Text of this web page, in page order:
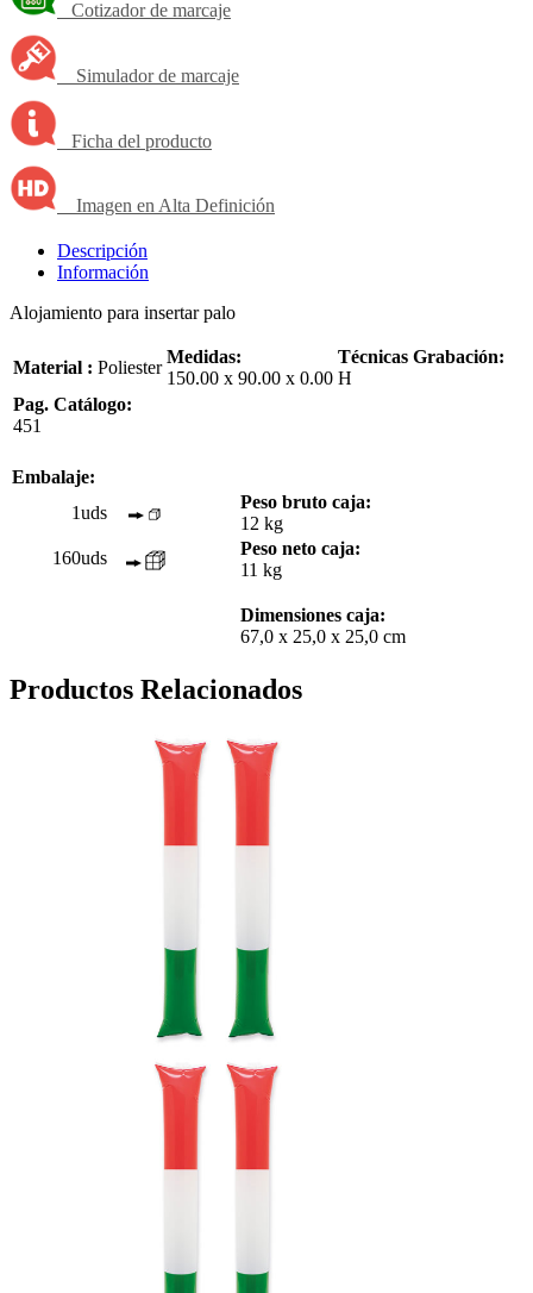
Cotizador de marcaje
Simulador de marcaje
Ficha del producto
Imagen en Alta Definición
Descripción
Información
Alojamiento para insertar palo
Material : Poliester
Medidas:
150.00 x 90.00 x 0.00
Técnicas Grabación:
H
Pag. Catálogo:
451
Embalaje:
1uds
Peso bruto caja:
12 kg
160uds
Peso neto caja:
11 kg
Dimensiones caja:
67,0 x 25,0 x 25,0 cm
Productos Relacionados